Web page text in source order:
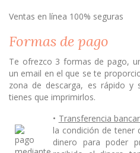
Ventas en línea 100% seguras
Formas de pago
Te ofrezco 3 formas de pago,
un email en el que se te
zona de descarga, es rápido y
tienes que imprimirlos.
• Transferencia
la condición de tener
dinero para poder